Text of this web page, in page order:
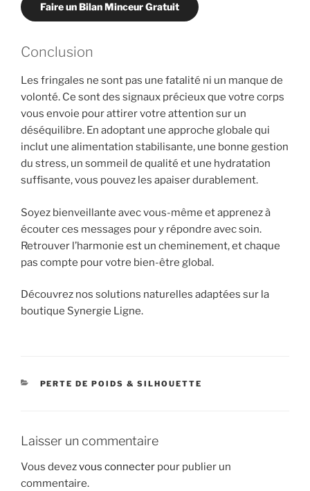
Faire un Bilan Minceur Gratuit
Conclusion
Les fringales ne sont pas une fatalité ni un manque de
volonté. Ce sont des signaux précieux que votre corps
vous envoie pour attirer votre attention sur un
déséquilibre. En adoptant une approche globale qui
inclut une alimentation stabilisante, une bonne gestion
du stress, un sommeil de qualité et une hydratation
suffisante, vous pouvez les apaiser durablement.
Soyez bienveillante avec vous-même et apprenez à
écouter ces messages pour y répondre avec soin.
Retrouver l’harmonie est un cheminement, et chaque
pas compte pour votre bien-être global.
Découvrez nos solutions naturelles adaptées sur la
boutique Synergie Ligne.
CATÉGORIES
PERTE DE POIDS & SILHOUETTE
Laisser un commentaire
Vous devezvous connecter pour publier un
commentaire.